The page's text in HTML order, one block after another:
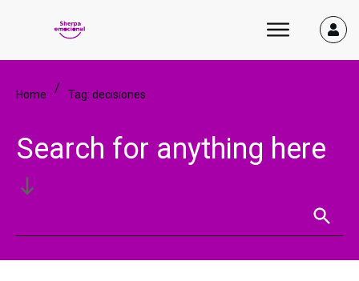
Home / Tag: decisiones
Search for anything here